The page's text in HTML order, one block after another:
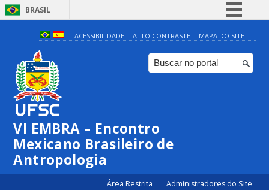
BRASIL
Simplifique!
Comunica BR
Participe
ACESSIBILIDADE ALTO CONTRASTE MAPA DO SITE
VI EMBRA – Encontro
Mexicano Brasileiro de
Antropologia
Área Restrita Administradores do Site